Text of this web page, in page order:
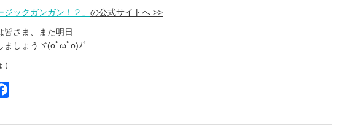
ジックガンガン！２」 の公式サイトへ >>
皆さま、また明日
ましょうヾ(oﾟωﾟo)ﾉﾞ